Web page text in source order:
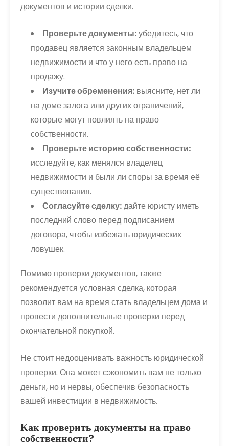
документов и истории сделки.
Проверьте документы:убедитесь, что
продавец является законным владельцем
недвижимости и что у него есть право на
продажу.
Изучите обременения: выясните, нет ли
на доме залога или других ограничений,
которые могут повлиять на право
собственности.
Проверьте историю собственности:
исследуйте, как менялся владелец
недвижимости и были ли споры за время её
существования.
Согласуйте сделку:дайте юристу иметь
последний слово перед подписанием
договора, чтобы избежать юридических
ловушек.
Помимо проверки документов, также
рекомендуется условная сделка, которая
позволит вам на время стать владельцем дома и
провести дополнительные проверки перед
окончательной покупкой.
Не стоит недооценивать важность юридической
проверки. Она может сэкономить вам не только
деньги, но и нервы, обеспечив безопасность
вашей инвестиции в недвижимость.
Как проверить документы на право
собственности?